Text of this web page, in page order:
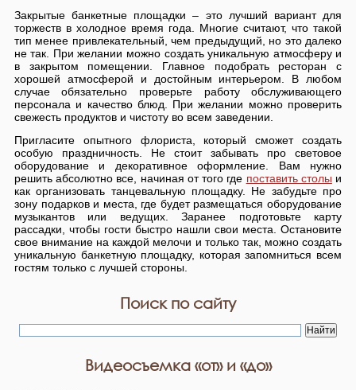
Закрытые банкетные площадки – это лучший вариант для
торжеств в холодное время года. Многие считают, что такой
тип менее привлекательный, чем предыдущий, но это далеко
не так. При желании можно создать уникальную атмосферу и
в закрытом помещении. Главное подобрать ресторан с
хорошей атмосферой и достойным интерьером. В любом
случае обязательно проверьте работу обслуживающего
персонала и качество блюд. При желании можно проверить
свежесть продуктов и чистоту во всем заведении.
Пригласите опытного флориста, который сможет создать
особую праздничность. Не стоит забывать про световое
оборудование и декоративное оформление. Вам нужно
решить абсолютно все, начиная от того где поставить столы и
как организовать танцевальную площадку. Не забудьте про
зону подарков и места, где будет размещаться оборудование
музыкантов или ведущих. Заранее подготовьте карту
рассадки, чтобы гости быстро нашли свои места. Остановите
свое внимание на каждой мелочи и только так, можно создать
уникальную банкетную площадку, которая запомниться всем
гостям только с лучшей стороны.
Поиск по сайту
Видеосъемка «от» и «до»